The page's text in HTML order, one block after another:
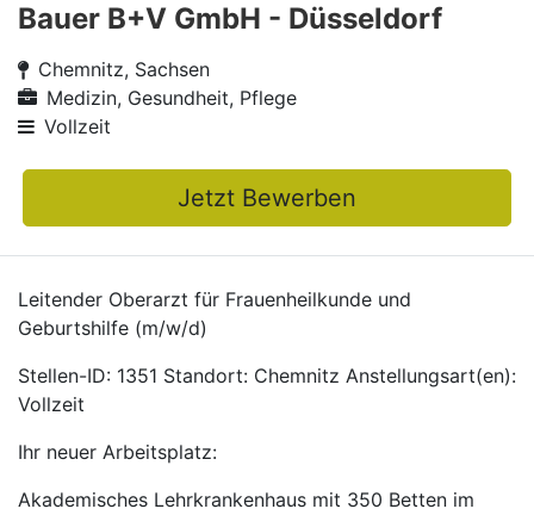
Bauer B+V GmbH - Düsseldorf
Chemnitz, Sachsen
Medizin, Gesundheit, Pflege
Vollzeit
Jetzt Bewerben
Leitender Oberarzt für Frauenheilkunde und
Geburtshilfe (m/w/d)
Stellen-ID: 1351 Standort: Chemnitz Anstellungsart(en):
Vollzeit
Ihr neuer Arbeitsplatz:
Akademisches Lehrkrankenhaus mit 350 Betten im